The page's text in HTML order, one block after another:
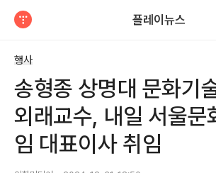
플레이뉴스
행사
송형종 상명대 문화기
외래교수, 내일 서울문
임 대표이사 취임